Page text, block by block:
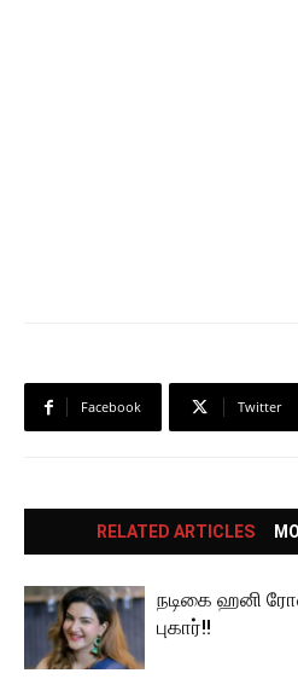
Facebook Twitter
RELATED ARTICLES
நடிகை ஹனி
புகார்!!